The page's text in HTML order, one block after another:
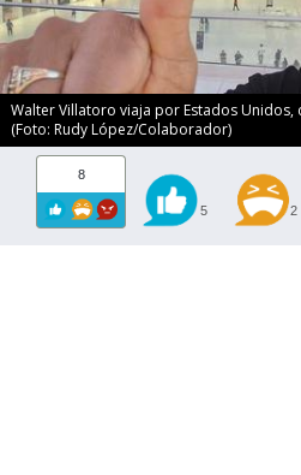
Walter Villatoro viaja por Estados
(Foto: Rudy López/Colaborador)
8
5 2